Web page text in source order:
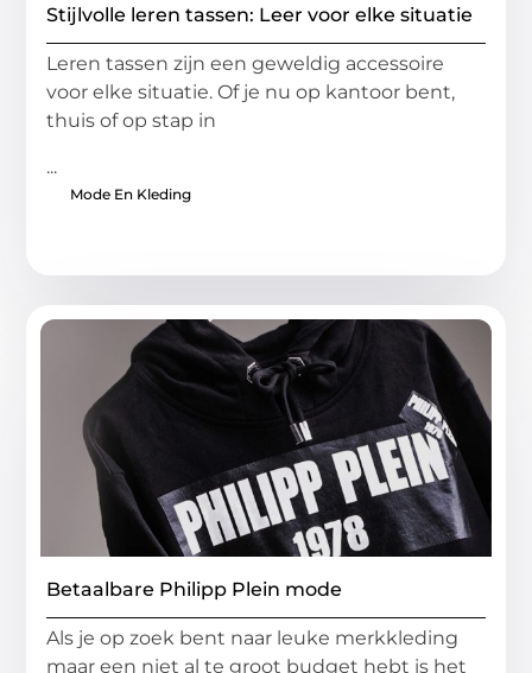
Stijlvolle leren tassen: Leer voor elke situatie
Leren tassen zijn een geweldig accessoire
voor elke situatie. Of je nu op kantoor bent,
thuis of op stap in
...
Mode En Kleding
Betaalbare Philipp Plein mode
Als je op zoek bent naar leuke merkkleding
maar een niet al te groot budget hebt is het